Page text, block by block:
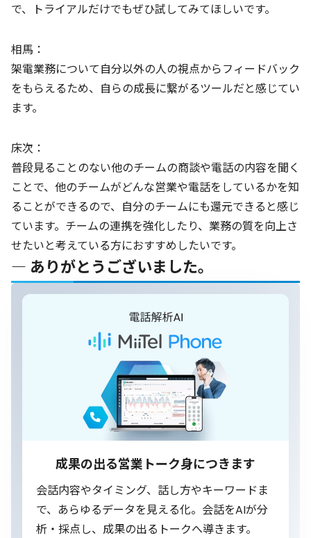
で、トライアルだけでもぜひ試してみてほしいです。
相馬：
架電業務について自分以外の人の視点からフィードバック
をもらえるため、自らの成長に繋がるツールだと感じてい
ます。
床次：
普段見ることのない他のチームの商談や電話の内容を聞く
ことで、他のチームがどんな営業や電話をしているかを知
ることができるので、自分のチームにも還元できると感じ
ています。チームの連携を強化したり、業務の質を向上さ
せたいと考えている方におすすめしたいです。
― ありがとうございました。
成果の出る営業トーク身につきます
会話内容やタイミング、話し方やキーワードま
で、あらゆるデータを見える化。会話をAIが分
析・採点し、成果の出るトークへ導きます。